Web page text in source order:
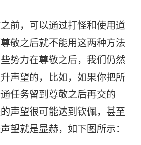
前，可以通过打怪和使用道
敬之后就不能用这两种方法
势力在尊敬之后，我们仍然
声望的，比如，如果你把所
任务留到尊敬之后再交的
声望很可能达到钦佩，甚至
望就是显赫，如下图所示：